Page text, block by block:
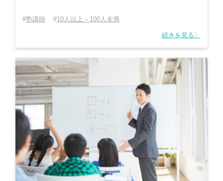
塾講師 10人以上～100人未満
続きを見る〉